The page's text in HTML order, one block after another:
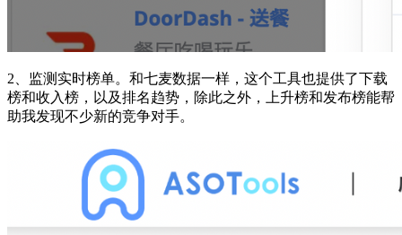
2、监测实时榜单。和七麦数据一样，这个工具也提供了下载
榜和收入榜，以及排名趋势，除此之外，上升榜和发布榜能帮
助我发现不少新的竞争对手。